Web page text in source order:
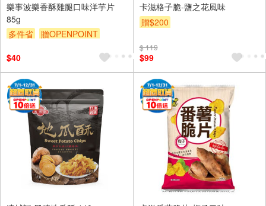
樂事波樂香酥雞腿口味洋芋片
85g
多件省
贈OPENPOINT
$40
卡滋格子脆-鹽之花風味
贈$200
$ 119
$99